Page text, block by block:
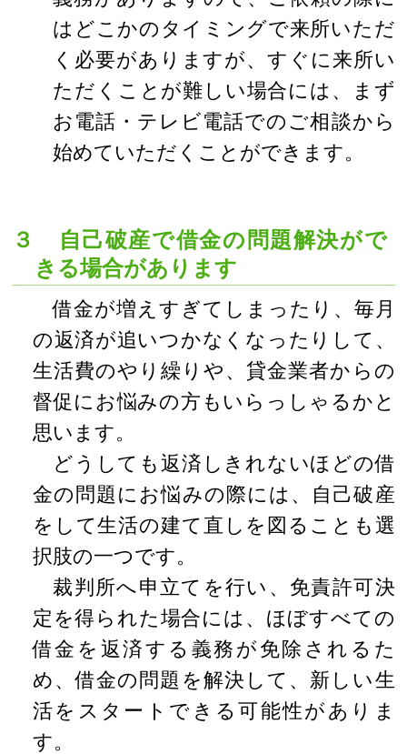
はどこかのタイミングで来所いただ
く必要がありますが、すぐに来所い
ただくことが難しい場合には、まず
お電話・テレビ電話でのご相談から
始めていただくことができます。
３ 自己破産で借金の問題解決がで
きる場合があります
借金が増えすぎてしまったり、毎月
の返済が追いつかなくなったりして、
生活費のやり繰りや、貸金業者からの
督促にお悩みの方もいらっしゃるかと
思います。
どうしても返済しきれないほどの借
金の問題にお悩みの際には、自己破産
をして生活の建て直しを図ることも選
択肢の一つです。
裁判所へ申立てを行い、免責許可決
定を得られた場合には、ほぼすべての
借金を返済する義務が免除されるた
め、借金の問題を解決して、新しい生
活をスタートできる可能性がありま
す。